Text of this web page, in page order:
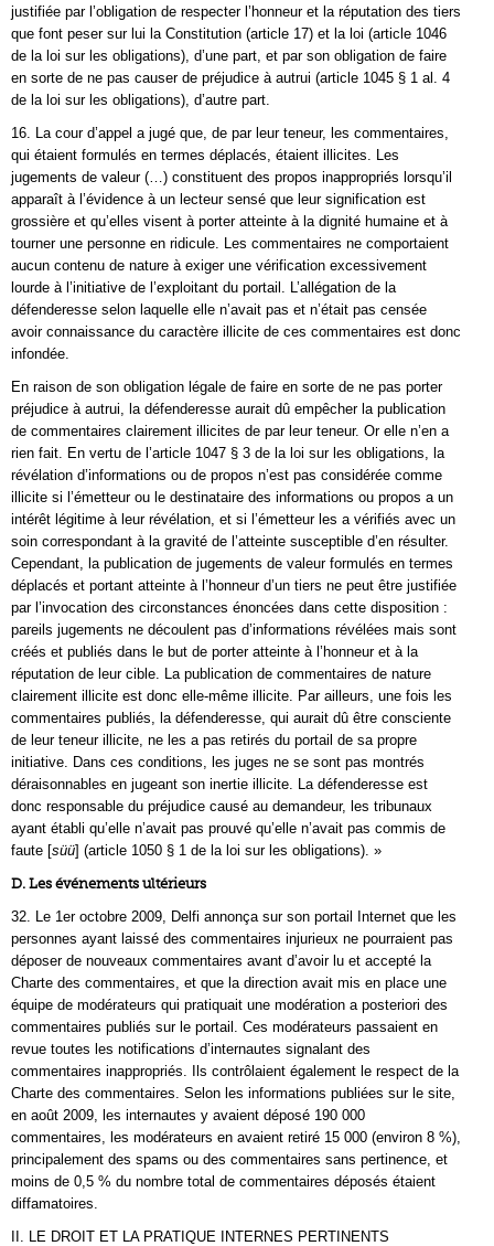
justifiée par l’obligation de respecter l’honneur et la réputation des tiers
que font peser sur lui la Constitution (article 17) et la loi (article 1046
de la loi sur les obligations), d’une part, et par son obligation de faire
en sorte de ne pas causer de préjudice à autrui (article 1045 § 1 al. 4
de la loi sur les obligations), d’autre part.
16. La cour d’appel a jugé que, de par leur teneur, les commentaires,
qui étaient formulés en termes déplacés, étaient illicites. Les
jugements de valeur (…) constituent des propos inappropriés lorsqu’il
apparaît à l’évidence à un lecteur sensé que leur signification est
grossière et qu’elles visent à porter atteinte à la dignité humaine et à
tourner une personne en ridicule. Les commentaires ne comportaient
aucun contenu de nature à exiger une vérification excessivement
lourde à l’initiative de l’exploitant du portail. L’allégation de la
défenderesse selon laquelle elle n’avait pas et n’était pas censée
avoir connaissance du caractère illicite de ces commentaires est donc
infondée.
En raison de son obligation légale de faire en sorte de ne pas porter
préjudice à autrui, la défenderesse aurait dû empêcher la publication
de commentaires clairement illicites de par leur teneur. Or elle n’en a
rien fait. En vertu de l’article 1047 § 3 de la loi sur les obligations, la
révélation d’informations ou de propos n’est pas considérée comme
illicite si l’émetteur ou le destinataire des informations ou propos a un
intérêt légitime à leur révélation, et si l’émetteur les a vérifiés avec un
soin correspondant à la gravité de l’atteinte susceptible d’en résulter.
Cependant, la publication de jugements de valeur formulés en termes
déplacés et portant atteinte à l’honneur d’un tiers ne peut être justifiée
par l’invocation des circonstances énoncées dans cette disposition :
pareils jugements ne découlent pas d’informations révélées mais sont
créés et publiés dans le but de porter atteinte à l’honneur et à la
réputation de leur cible. La publication de commentaires de nature
clairement illicite est donc elle-même illicite. Par ailleurs, une fois les
commentaires publiés, la défenderesse, qui aurait dû être consciente
de leur teneur illicite, ne les a pas retirés du portail de sa propre
initiative. Dans ces conditions, les juges ne se sont pas montrés
déraisonnables en jugeant son inertie illicite. La défenderesse est
donc responsable du préjudice causé au demandeur, les tribunaux
ayant établi qu’elle n’avait pas prouvé qu’elle n’avait pas commis de
faute [süü] (article 1050 § 1 de la loi sur les obligations). »
D. Les événements ultérieurs
32. Le 1er octobre 2009, Delfi annonça sur son portail Internet que les
personnes ayant laissé des commentaires injurieux ne pourraient pas
déposer de nouveaux commentaires avant d’avoir lu et accepté la
Charte des commentaires, et que la direction avait mis en place une
équipe de modérateurs qui pratiquait une modération a posteriori des
commentaires publiés sur le portail. Ces modérateurs passaient en
revue toutes les notifications d’internautes signalant des
commentaires inappropriés. Ils contrôlaient également le respect de la
Charte des commentaires. Selon les informations publiées sur le site,
en août 2009, les internautes y avaient déposé 190 000
commentaires, les modérateurs en avaient retiré 15 000 (environ 8 %),
principalement des spams ou des commentaires sans pertinence, et
moins de 0,5 % du nombre total de commentaires déposés étaient
diffamatoires.
II. LE DROIT ET LA PRATIQUE INTERNES PERTINENTS